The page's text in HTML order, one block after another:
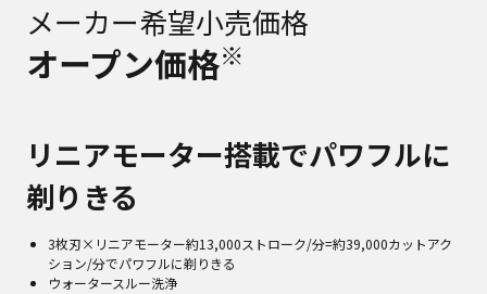
メーカー希望小売価格
オープン価格※
リニアモーター搭載でパワフルに
剃りきる
3枚刃×リニアモーター約13,000ストローク/分=約39,000カットアク
ション/分でパワフルに剃りきる
ウォータースルー洗浄